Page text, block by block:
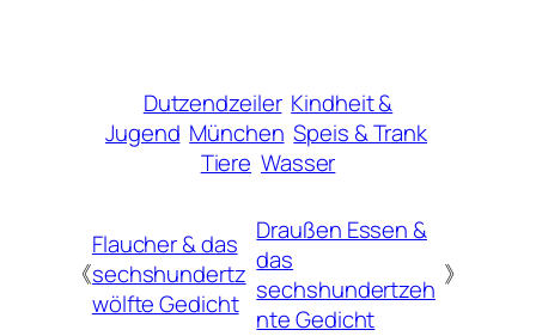
Dutzendzeiler Kindheit &
Jugend München Speis & Trank
Tiere Wasser
《
Flaucher & das
sechshundertz
wölfte Gedicht
Draußen Essen &
das
sechshundertzeh
nte Gedicht
》